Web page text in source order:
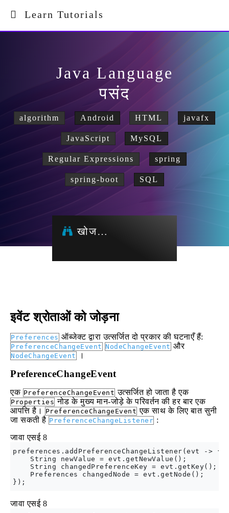
Learn Tutorials
Java Language
पसंद
algorithm Android HTML javafx
JavaScript MySQL
Regular Expressions spring
spring-boot SQL
खोज…
इवेंट श्रोताओं को जोड़ना
Preferences ऑब्जेक्ट द्वारा उत्सर्जित दो प्रकार की घटनाएँ हैं:
PreferenceChangeEvent NodeChangeEvent और
NodeChangeEvent ।
PreferenceChangeEvent
एक PreferenceChangeEvent उत्सर्जित हो जाता है एक
Properties नोड के मुख्य मान-जोड़े के परिवर्तन की हर बार एक
आपत्ति है।
PreferenceChangeEvent एक साथ के लिए बात सुनी
जा सकती है PreferenceChangeListener :
जावा एसई 8
preferences.addPreferenceChangeListener(evt -> {
    String newValue = evt.getNewValue();
    String changedPreferenceKey = evt.getKey();
    Preferences changedNode = evt.getNode();
जावा एसई 8